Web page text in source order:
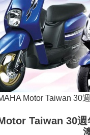
Motor Taiwan 30
Taiwan 30